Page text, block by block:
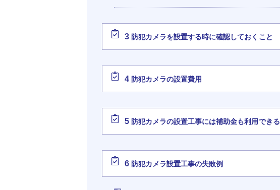
3 防犯カメラを設置する時に確認しておくこと
4 防犯カメラの設置費用
5 防犯カメラの設置工事には補助金も利用できる
6 防犯カメラ設置工事の失敗例